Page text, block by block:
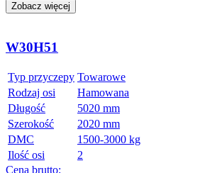
Zobacz więcej
W30H51
Typ przyczepy Towarowe
Rodzaj osi
Hamowana
Długość
5020 mm
Szerokość
2020 mm
DMC
1500-3000 kg
Ilość osi
2
Cena brutto: